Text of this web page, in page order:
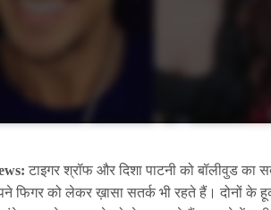
टाइगर श्रॉफ और दिशा पाटनी को बॉलीवुड का
फिगर को लेकर ख़ासा सतर्क भी रहते हैं। दोनों के